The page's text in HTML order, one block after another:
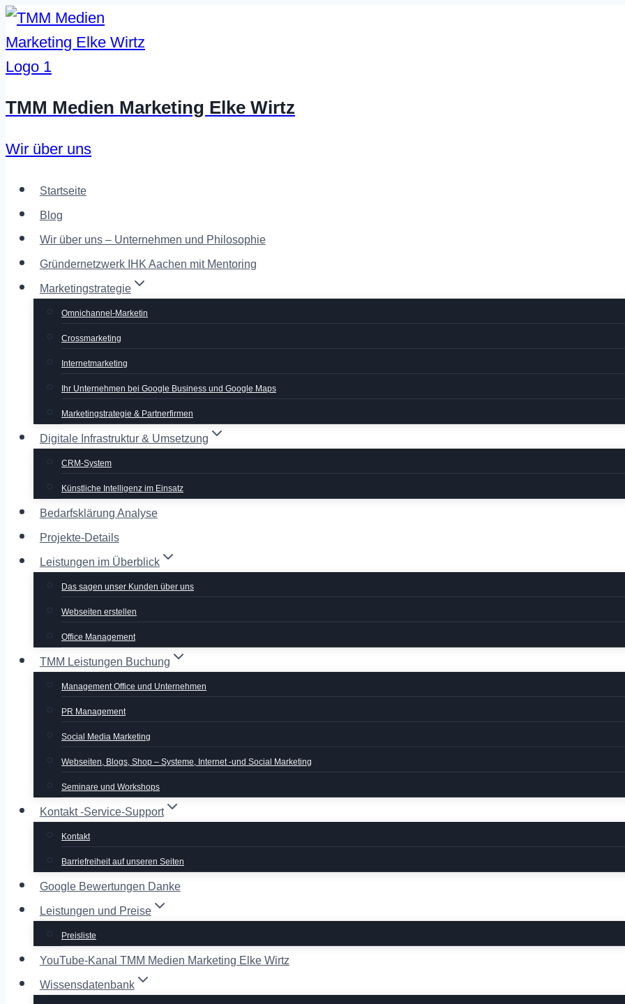
Zum
Inhalt
springen
TMM Medien Marketing Elke Wirtz
Wir über uns
Startseite
Blog
Wir über uns – Unternehmen und Philosophie
Gründernetzwerk IHK Aachen mit Mentoring
Marketingstrategie
Omnichannel-Marketin
Crossmarketing
Internetmarketing
Ihr Unternehmen bei Google Business und Google Maps
Marketingstrategie & Partnerfirmen
Digitale Infrastruktur & Umsetzung
CRM-System
Künstliche Intelligenz im Einsatz
Bedarfsklärung Analyse
Projekte-Details
Leistungen im Überblick
Das sagen unser Kunden über uns
Webseiten erstellen
Office Management
TMM Leistungen Buchung
Management Office und Unternehmen
PR Management
Social Media Marketing
Webseiten, Blogs, Shop – Systeme, Internet -und Social Marketing
Seminare und Workshops
Kontakt -Service-Support
Kontakt
Barriefreiheit auf unseren Seiten
Google Bewertungen Danke
Leistungen und Preise
Preisliste
YouTube-Kanal TMM Medien Marketing Elke Wirtz
Wissensdatenbank